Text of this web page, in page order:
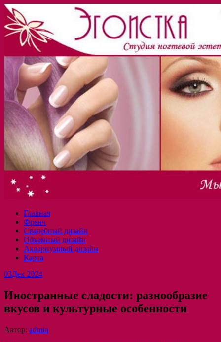
Главная
Френч
Свадебный дизайн
Объемный дизайн
Аквариумный дизайн
Карта
03Дек 2024
Иностранные сладости: разнообразие
вкусов и культурные особенности
Автор: admin